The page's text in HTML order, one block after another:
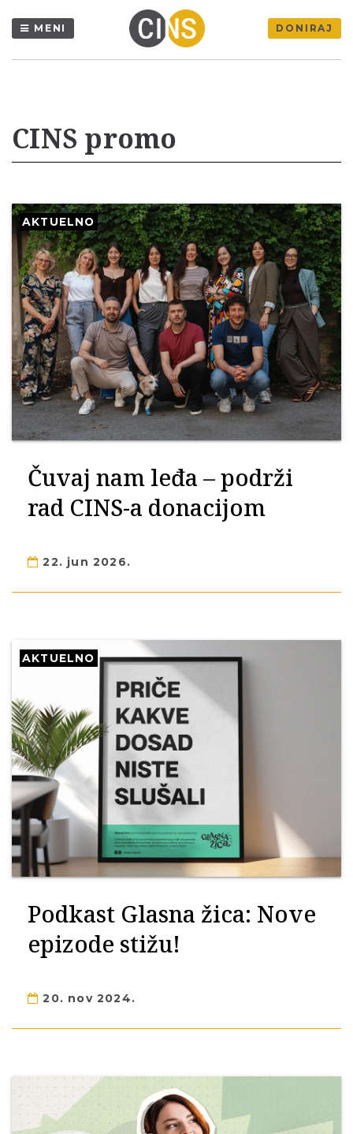
MENI DONIRAJ
CINS promo
AKTUELNO
Čuvaj nam leđa – podrži
rad CINS-a donacijom
22. jun 2026.
AKTUELNO
Podkast Glasna žica: Nove
epizode stižu!
20. nov 2024.